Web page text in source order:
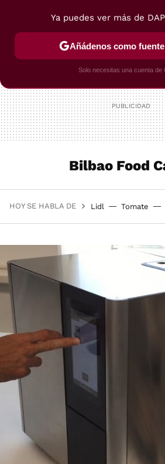
POSTRES VIAJES
Bilbao Food
HOY SE HABLA DE Lidl Tomate
Ya puedes ver más de
Añádenos como
Solo necesitas una cuenta de